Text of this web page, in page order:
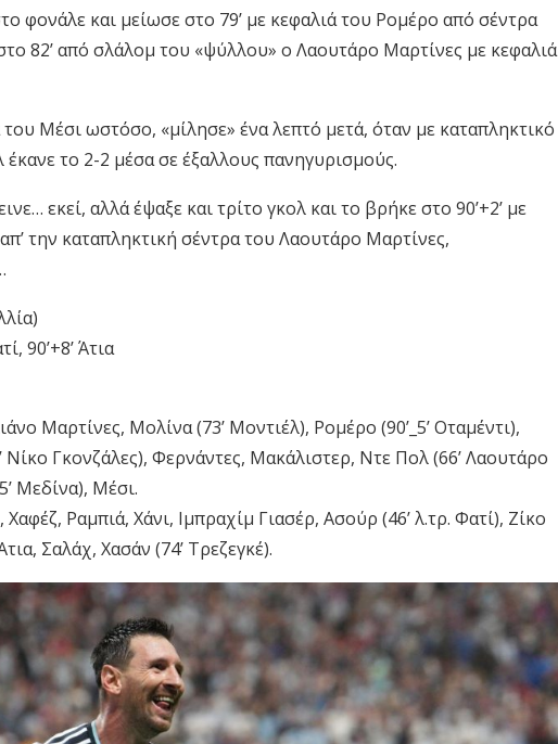
φονάλε και μείωσε στο 79’ με κεφαλιά του Ρομέρο από σέντρα
82’ από σλάλομ του «ψύλλου» ο Λαουτάρο Μαρτίνες με κεφαλιά
Μέσι ωστόσο, «μίλησε» ένα λεπτό μετά, όταν με καταπληκτικό
το 2-2 μέσα σε έξαλλους πανηγυρισμούς.
εκεί, αλλά έψαξε και τρίτο γκολ και το βρήκε στο 90’+2’ με
την καταπληκτική σέντρα του Λαουτάρο Μαρτίνες,
90’+8’ Άτια
Μαρτίνες, Μολίνα (73’ Μοντιέλ), Ρομέρο (90’_5’ Οταμέντι),
Νίκο Γκονζάλες), Φερνάντες, Μακάλιστερ, Ντε Πολ (66’ Λαουτάρο
Μεδίνα), Μέσι.
Ραμπιά, Χάνι, Ιμπραχίμ Γιασέρ, Ασούρ (46’ λ.τρ. Φατί), Ζίκο
Σαλάχ, Χασάν (74’ Τρεζεγκέ).